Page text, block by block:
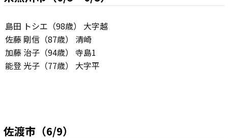
島田 トシエ（98歳） 大字越
佐藤 剛信（87歳） 清崎
加藤 治子（94歳） 寺島1
能登 光子（77歳） 大字平
佐渡市（6/9）